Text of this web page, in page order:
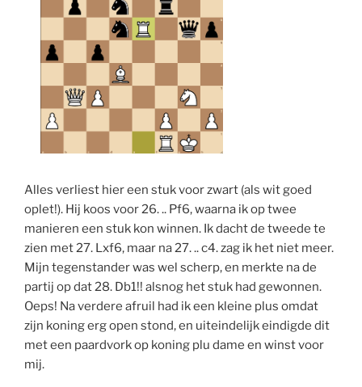
Alles verliest hier een stuk voor zwart (als wit goed
oplet!). Hij koos voor 26. .. Pf6, waarna ik op twee
manieren een stuk kon winnen. Ik dacht de tweede te
zien met 27. Lxf6, maar na 27. .. c4. zag ik het niet meer.
Mijn tegenstander was wel scherp, en merkte na de
partij op dat 28. Db1!! alsnog het stuk had gewonnen.
Oeps! Na verdere afruil had ik een kleine plus omdat
zijn koning erg open stond, en uiteindelijk eindigde dit
met een paardvork op koning plu dame en winst voor
mij.